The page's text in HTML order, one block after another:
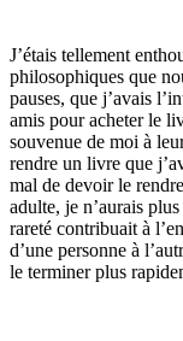
J’étais tellement
philosophiques que
pauses, que j’avais
amis pour acheter le
souvenue de moi à
rendre un livre que
mal de devoir le
adulte, je n’aurais
rareté contribuait à
d’une personne à
le terminer plus